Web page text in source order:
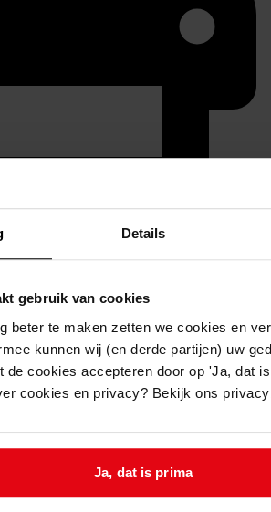
Details
gebruik van cookies
beter te maken zetten we cookies en
kunnen wij (en derde partijen) uw
de cookies accepteren door op 'Ja, dat
cookies en privacy? Bekijk ons
Ja, dat is prima
2003